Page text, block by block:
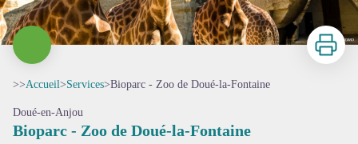
Imprimer
>>Accueil>Services>Bioparc - Zoo de Doué-la-Fontaine
Doué-en-Anjou
Bioparc - Zoo de Doué-la-Fontaine